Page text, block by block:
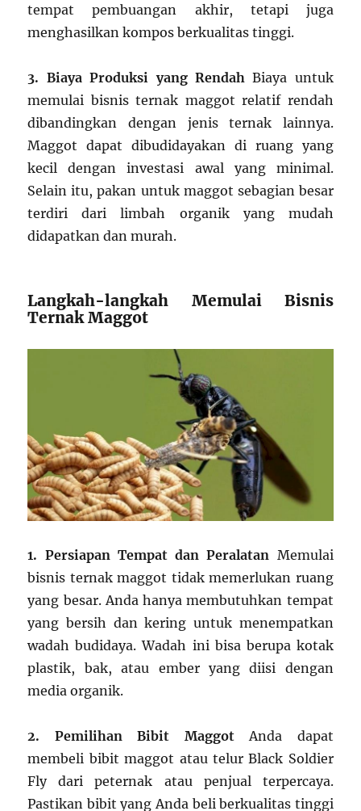
tempat pembuangan akhir, tetapi juga
menghasilkan kompos berkualitas tinggi.
3. Biaya Produksi yang Rendah Biaya untuk
memulai bisnis ternak maggot relatif rendah
dibandingkan dengan jenis ternak lainnya.
Maggot dapat dibudidayakan di ruang yang
kecil dengan investasi awal yang minimal.
Selain itu, pakan untuk maggot sebagian besar
terdiri dari limbah organik yang mudah
didapatkan dan murah.
Langkah-langkah Memulai Bisnis
Ternak Maggot
1. Persiapan Tempat dan Peralatan Memulai
bisnis ternak maggot tidak memerlukan ruang
yang besar. Anda hanya membutuhkan tempat
yang bersih dan kering untuk menempatkan
wadah budidaya. Wadah ini bisa berupa kotak
plastik, bak, atau ember yang diisi dengan
media organik.
2. Pemilihan Bibit MaggotAnda dapat
membeli bibit maggot atau telur Black Soldier
Fly dari peternak atau penjual terpercaya.
Pastikan bibit yang Anda beli berkualitas tinggi